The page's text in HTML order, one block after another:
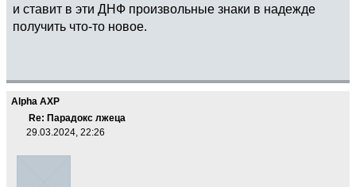
и ставит в эти ДНФ произвольные знаки в надежде
получить что-то новое.
Alpha AXP
Re: Парадокс лжеца
29.03.2024, 22:26